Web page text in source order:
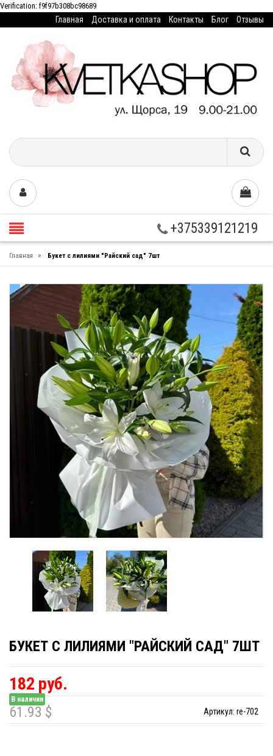
Verification: f9f97b308bc98689
Главная Доставка и оплата Контакты Блог Отзывы
+375339121219
Главная » Букет с лилиями "Райский сад" 7шт
БУКЕТ С ЛИЛИЯМИ "РАЙСКИЙ САД" 7ШТ
182 руб.
В наличии
Артикул: re-702
61.93 $